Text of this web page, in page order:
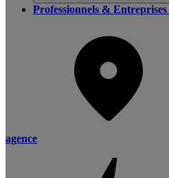
Professionnels & Entreprises
agence